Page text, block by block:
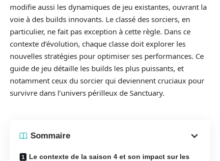
modifie aussi les dynamiques de jeu existantes, ouvrant la
voie à des builds innovants. Le classé des sorciers, en
particulier, ne fait pas exception à cette règle. Dans ce
contexte d’évolution, chaque classe doit explorer les
nouvelles stratégies pour optimiser ses performances. Ce
guide de jeu détaille les builds les plus puissants, et
notamment ceux du sorcier qui deviennent cruciaux pour
survivre dans l’univers périlleux de Sanctuary.
Sommaire
Le contexte de la saison 4 et son impact sur les